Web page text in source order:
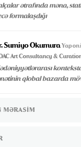
ətrafında məna,
formalaşdığı
Sumiyo Okumura
Art Consultancy &
qlobal bazarda
MƏRASIM